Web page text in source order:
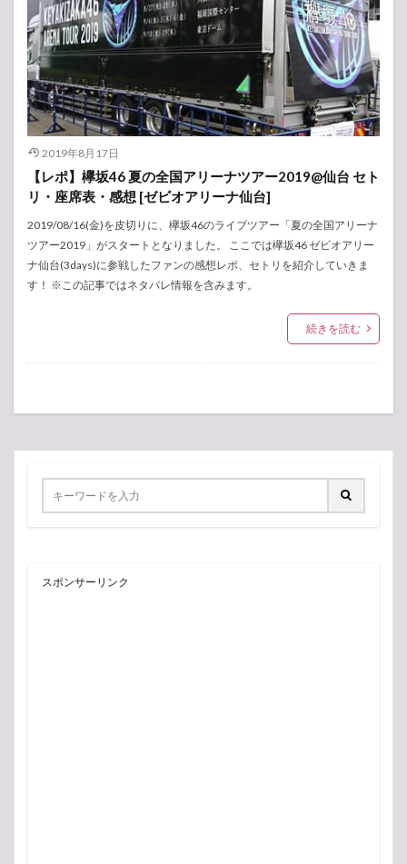
2019年8月17日
【レポ】欅坂46 夏の全国アリーナツアー2019@仙台 セト
リ・座席表・感想 [ゼビオアリーナ仙台]
2019/08/16(金)を皮切りに、欅坂46のライブツアー「夏の全国アリーナ
ツアー2019」がスタートとなりました。 ここでは欅坂46 ゼビオアリー
ナ仙台(3days)に参戦したファンの感想レポ、セトリを紹介していきま
す！ ※この記事ではネタバレ情報を含みます。
続きを読む
スポンサーリンク